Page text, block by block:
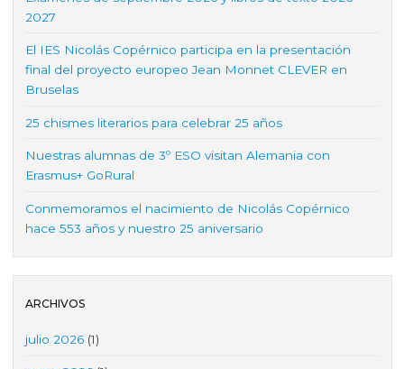
2027
El IES Nicolás Copérnico participa en la presentación
final del proyecto europeo Jean Monnet CLEVER en
Bruselas
25 chismes literarios para celebrar 25 años
Nuestras alumnas de 3º ESO visitan Alemania con
Erasmus+ GoRural
Conmemoramos el nacimiento de Nicolás Copérnico
hace 553 años y nuestro 25 aniversario
ARCHIVOS
julio 2026 (1)